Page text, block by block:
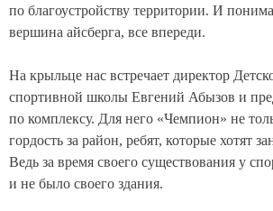
по благоустройству территории. И
вершина айсберга, все впереди.
На крыльце нас встречает директор
спортивной школы Евгений Абызов и
по комплексу. Для него «Чемпион» не
гордость за район, ребят, которые хотят
Ведь за время своего существования у
и не было своего здания.